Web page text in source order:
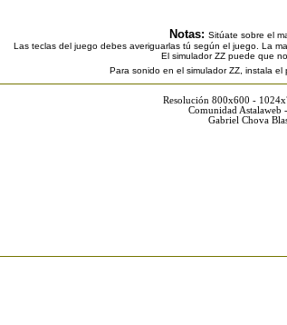
Notas: Sitúate sobre el
Las teclas del juego debes averiguarlas tú según el juego. La
El simulador ZZ puede que
Para sonido en el simulador ZZ, instala el
Resolución 800x600 -
Comunidad Astalaweb
Gabriel Chova